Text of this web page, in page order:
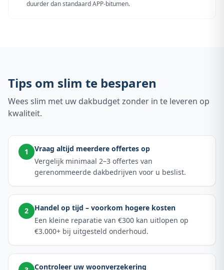
duurder dan standaard APP-bitumen.
Tips om slim te besparen
Wees slim met uw dakbudget zonder in te leveren op
kwaliteit.
1
Vraag altijd meerdere offertes op
Vergelijk minimaal 2–3 offertes van
gerenommeerde dakbedrijven voor u beslist.
2
Handel op tijd – voorkom hogere kosten
Een kleine reparatie van €300 kan uitlopen op
€3.000+ bij uitgesteld onderhoud.
Controleer uw woonverzekering